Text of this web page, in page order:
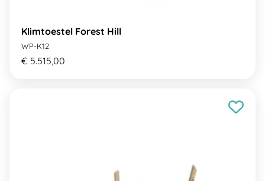
Klimtoestel Forest Hill
WP-K12
€ 5.515,00